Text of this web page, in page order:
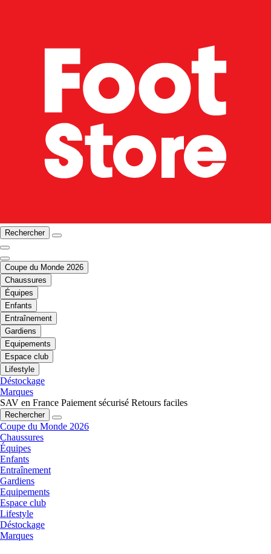
Rechercher
Coupe du Monde 2026
Chaussures
Équipes
Enfants
Entraînement
Gardiens
Equipements
Espace club
Lifestyle
Déstockage
Marques
SAV en France Paiement sécurisé Retours faciles
Rechercher
Coupe du Monde 2026
Chaussures
Équipes
Enfants
Entraînement
Gardiens
Equipements
Espace club
Lifestyle
Déstockage
Marques